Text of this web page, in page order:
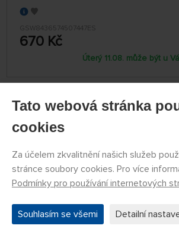
GSW8436574507447ES
670 Kč
Úterý 11.08. může být u
Nůžky na lepty
Tato webová stránka
cookies
Za účelem zkvalitnění našich služeb
stránce soubory cookies. Pro více
Podmínky pro používání internetových
Souhlasím se všemi Detailní